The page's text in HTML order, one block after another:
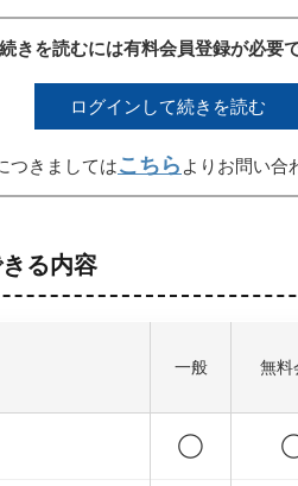
続きを読むには有料会員登録が必要で
ログインして続きを読む
つきましてはこちら よりお問い合
る内容
一般 無料
◯